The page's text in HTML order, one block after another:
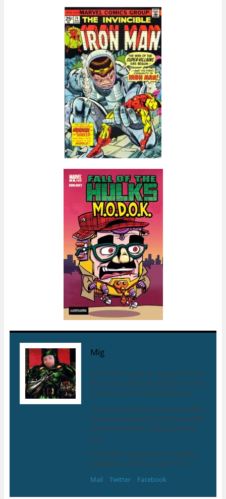
Mig
Fan de tout ce qui se rapproche d’une
BD, de jeux vidéo, jdr, des jeux de mot
à 2 sous. Je vis à Geneva Beach city.
Aime : Écrire, dormir. Les averses d’été.
Les siestes qui durent des heures. Mes
potes.Avoir raison, même quand j’ai
tort.
N’aime pas : Les gens qui se sentent
supérieurs. Les choux. Avoir tort.
Mail | Twitter| Facebook